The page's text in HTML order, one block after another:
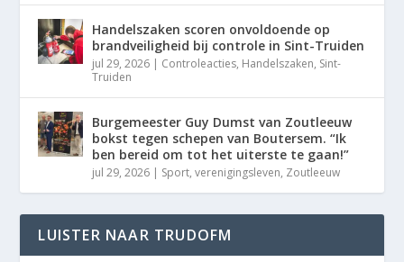
Handelszaken scoren onvoldoende op
brandveiligheid bij controle in Sint-Truiden
jul 29, 2026 | Controleacties, Handelszaken, Sint-
Truiden
Burgemeester Guy Dumst van Zoutleeuw
bokst tegen schepen van Boutersem. “Ik
ben bereid om tot het uiterste te gaan!”
jul 29, 2026 | Sport,verenigingsleven, Zoutleeuw
LUISTER NAAR TRUDOFM